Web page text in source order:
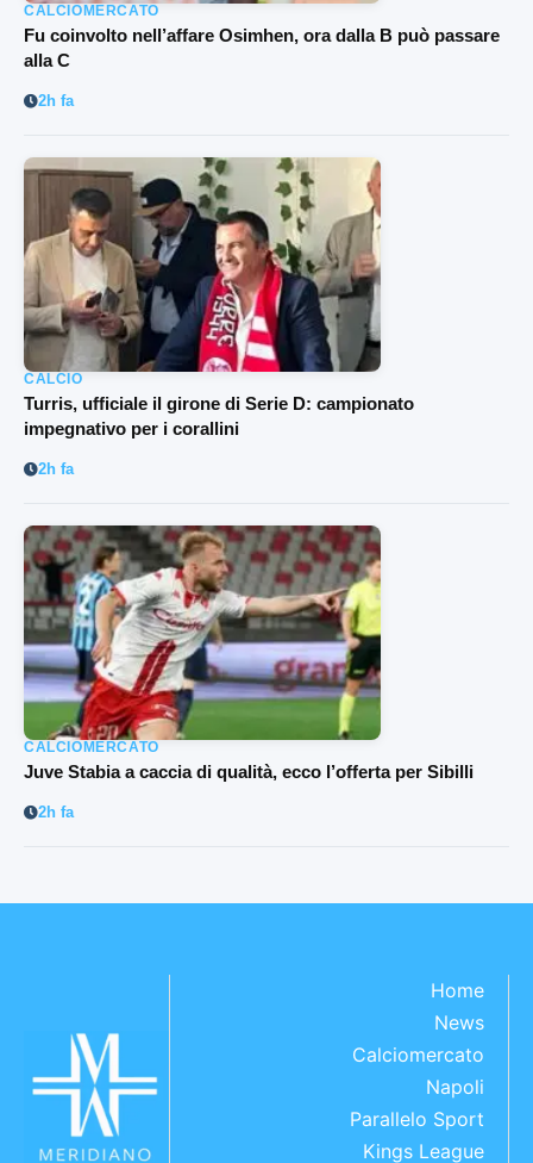
CALCIOMERCATO
Fu coinvolto nell’affare Osimhen, ora dalla B può passare
alla C
2h fa
CALCIO
Turris, ufficiale il girone di Serie D: campionato
impegnativo per i corallini
2h fa
CALCIOMERCATO
Juve Stabia a caccia di qualità, ecco l’offerta per Sibilli
2h fa
Home
News
Calciomercato
Napoli
Parallelo Sport
Kings League